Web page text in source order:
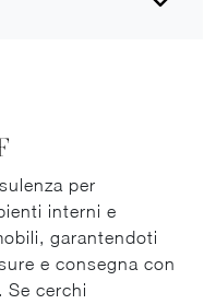
per
interni e
garantendoti
e consegna con
Se cerchi